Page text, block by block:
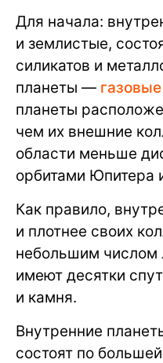
Для начала:
и землистые,
силикатов и
планеты —
планеты
чем их внешние
области меньше
орбитами Юпитера
Как правило,
и плотнее своих
небольшим числом
имеют десятки
и камня.
Внутренние
состоят по